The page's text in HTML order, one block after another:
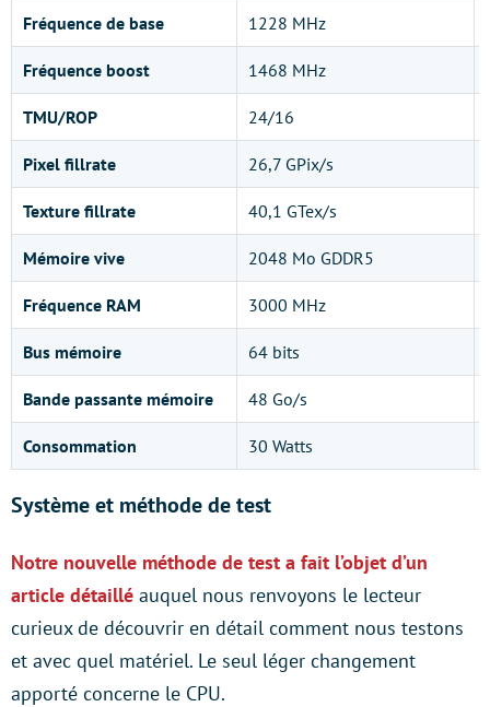
Fréquence de base 1228 MHz
Fréquence boost 1468 MHz
TMU/ROP 24/16
Pixel fillrate 26,7 GPix/s
Texture fillrate 40,1 GTex/s
Mémoire vive 2048 Mo GDDR5
Fréquence RAM 3000 MHz
Bus mémoire 64 bits
Bande passante mémoire 48 Go/s
Consommation 30 Watts
Système et méthode de test
Notre nouvelle méthode de test a fait l’objet d’un
article détaillé auquel nous renvoyons le lecteur
curieux de découvrir en détail comment nous testons
et avec quel matériel. Le seul léger changement
apporté concerne le CPU.